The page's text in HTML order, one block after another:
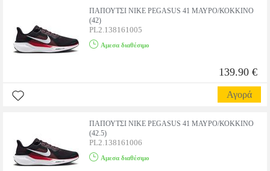
ΠΑΠΟΥΤΣΙ NIKE PEGASUS 41 ΜΑΥΡΟ/ΚΟΚΚΙΝΟ
(42)
PL2.138161005
Αμεσα διαθέσιμο
139.90 €
Αγορά
ΠΑΠΟΥΤΣΙ NIKE PEGASUS 41 ΜΑΥΡΟ/ΚΟΚΚΙΝΟ
(42.5)
PL2.138161006
Αμεσα διαθέσιμο